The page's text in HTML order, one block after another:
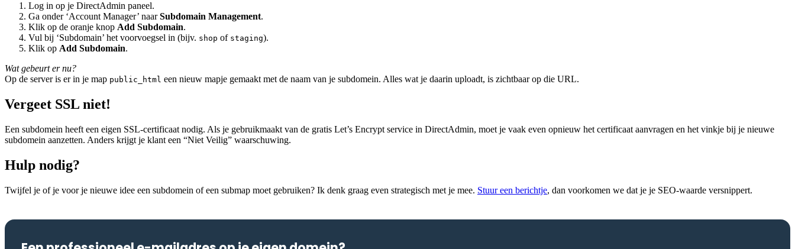
Log in op je DirectAdmin paneel.
Ga onder ‘Account Manager’ naarSubdomain Management.
Klik op de oranje knop Add Subdomain.
Vul bij ‘Subdomain’ het voorvoegsel in (bijv. shop of staging).
Klik op Add Subdomain.
Wat gebeurt er nu?
Op de server is er in je map public_html een nieuw mapje gemaakt met de naam van je subdomein. Alles wat je daarin uploadt, is zichtbaar op die URL.
Vergeet SSL niet!
Een subdomein heeft een eigen SSL-certificaat nodig. Als je gebruikmaakt van de gratis Let’s Encrypt service in DirectAdmin, moet je vaak even opnieuw het certificaat aanvragen en het vinkje bij je nieuwe
subdomein aanzetten. Anders krijgt je klant een “Niet Veilig” waarschuwing.
Hulp nodig?
Twijfel je of je voor je nieuwe idee een subdomein of een submap moet gebruiken? Ik denk graag even strategisch met je mee. Stuur een berichtje, dan voorkomen we dat je je SEO-waarde versnippert.